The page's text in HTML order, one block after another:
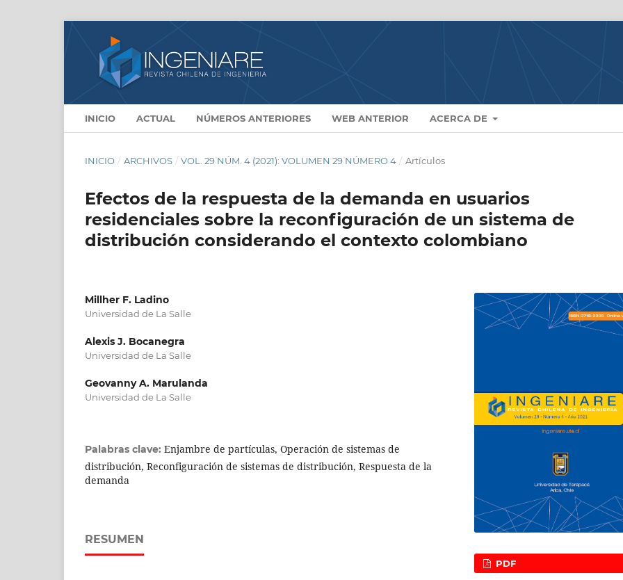
INICIO ACTUAL NÚMEROS ANTERIORES WEB ANTERIOR ACERCA DE
INICIO / ARCHIVOS / VOL. 29 NÚM. 4 (2021): VOLUMEN 29 NÚMERO 4 / Artículos
Efectos de la respuesta de la demanda en usuarios
residenciales sobre la reconfiguración de un sistema de
distribución considerando el contexto colombiano
Millher F. Ladino
Universidad de La Salle
Alexis J. Bocanegra
Universidad de La Salle
Geovanny A. Marulanda
Universidad de La Salle
Palabras clave: Enjambre de partículas, Operación de sistemas de
distribución, Reconfiguración de sistemas de distribución, Respuesta de la
demanda
RESUMEN
PDF